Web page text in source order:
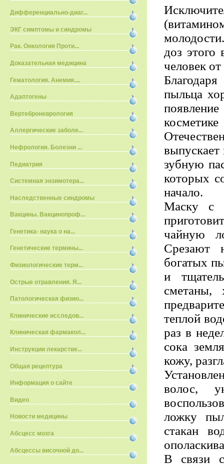
Дифференциально-диаг...
ЭКГ симптомы и синдромы
Рак. Онкология Проти...
Доказательная медицина
Гематология. Анемия....
Адаптогены
Вертеброневрология
Аллергические заболе...
Нефрология. Болезни ...
Педиатрия
Системная энзимотера...
Наследственные синдромы
Вакцины. Вакцинопроф...
Генетика- наука о на...
Генетические термины...
Физиологические терм...
Острые отравления. Я...
Патологическая физио...
Клинические исследов...
Клиническая фармакол...
Инструкции лекарстве...
Общая рецептура
Информация о сайте
Видео
Новости медицины
Абсцесс мозга
Абсцессы височной до...
доз этого
человек
пыльца
зубную
которых
начало.
Маску с
чайную
Срезают
богатых
и
сметаны,
теплой
раз в
сока
кожу,
волос,
ложку
стакан
В связи